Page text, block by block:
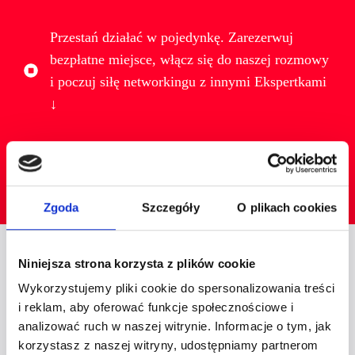
Zgoda Szczegóły O plikach cookies
Niniejsza strona korzysta z plików cookie
Wykorzystujemy pliki cookie do spersonalizowania treści
i reklam, aby oferować funkcje społecznościowe i
analizować ruch w naszej witrynie. Informacje o tym, jak
korzystasz z naszej witryny, udostępniamy partnerom
Przestań działać w pojedynkę. Zarezerwuj
bezpłatne miejsce, włącz się do naszej rozmowy
i poczuj siłę networkingu z innymi Ekspertkami
↓
Rezerwuję bezpłatne miejsce na spotkanie
DLACZEGO WARTO
SPOTKAĆSIĘFACE
TOFACE?